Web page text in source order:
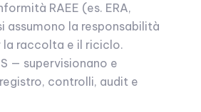
RAEE (es. ERA,
assumono la responsabilità
la raccolta e il riciclo.
— supervisionano e
controlli, audit e